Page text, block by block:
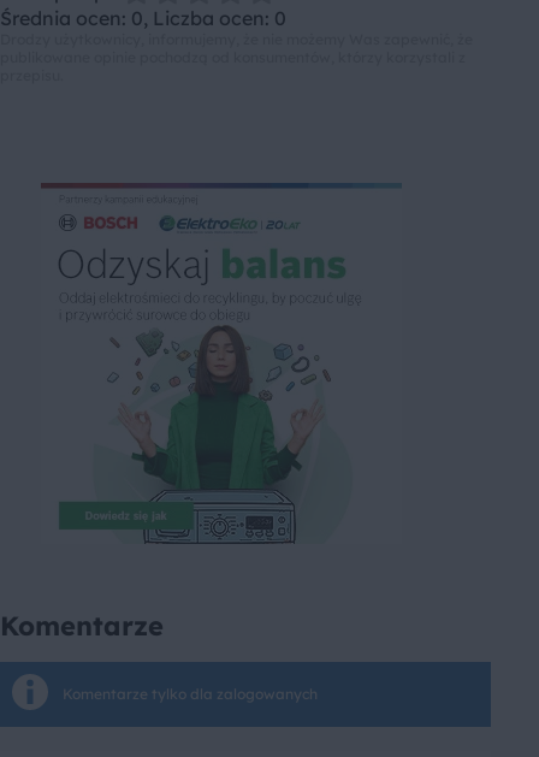
Średnia ocen: 0, Liczba ocen: 0
Komentarze
Komentarze tylko dla zalogowanych